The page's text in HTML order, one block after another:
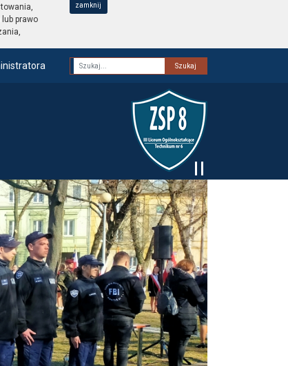
prawo
zamknij
Fraza